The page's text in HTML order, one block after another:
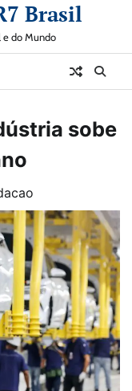
Brasil
e do Mundo
sobe